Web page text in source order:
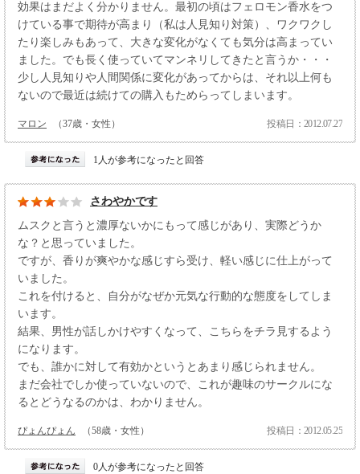
効果はまだよく分かりません。最初の頃はフェロモン香水をつ
けている事で期待が高まり（私は人見知り対策）、ワクワクし
たり楽しみもあって、大きな変化がなくても気分は高まってい
ました。でも長く使っていてマンネリしてきたと言うか・・・
少し人見知りや人間関係に変化があってからは、それ以上何も
ないので最近は続けての購入もためらってしまいます。
マロン （37歳・女性） 投稿日：2012.07.27
1人が参考になったと回答
さわやかです
ムスクと言うと濃厚ないかにもって感じがあり、実際どうか
な？と思っていました。
ですが、香りが爽やかな感じすら受け、軽い感じに仕上がって
いました。
これを付けると、自分がなぜか元気な行動的な態度をしてしま
います。
結果、男性が話しかけやすくなって、こちらをチラ見するよう
になります。
でも、誰かに対して有効かというとあまり感じられません。
まだ会社でしか使っていないので、これが趣味のサークルにな
るとどうなるのかは、わかりません。
ぴょんぴょん （58歳・女性） 投稿日：2012.05.25
0人が参考になったと回答